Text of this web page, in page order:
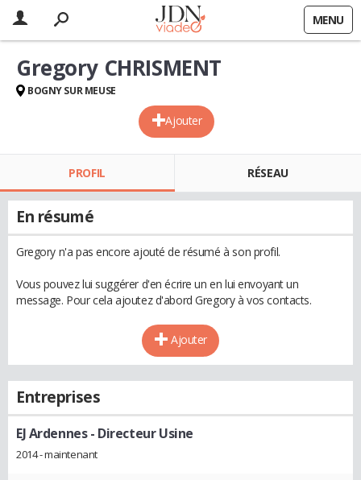
MENU
Ajouter
Gregory CHRISMENT
BOGNY SUR MEUSE
PROFIL RÉSEAU
En résumé
Gregory n'a pas encore ajouté de résumé à son profil.
Vous pouvez lui suggérer d'en écrire un en lui envoyant un
message. Pour cela ajoutez d'abord Gregory à vos contacts.
Ajouter
Entreprises
EJ Ardennes- Directeur Usine
2014 - maintenant